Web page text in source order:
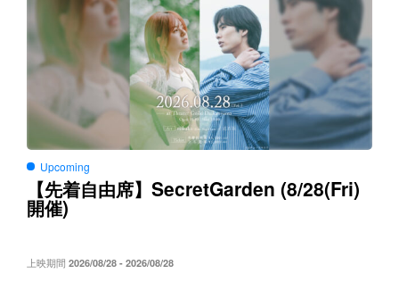
Upcoming
【先着自由席】 SecretGarden (8/28(Fri)
開催)
上映期間 2026/08/28 - 2026/08/28